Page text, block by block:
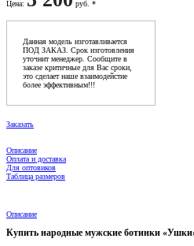
Цена: руб. *
Данная модель изготавливается
ПОД ЗАКАЗ. Срок изготовления
уточнит менеджер. Сообщите в
заказе критичные для Вас сроки,
это сделает наше взаимодейстие
более эффективным!!!
Заказать
Описание
Оплата и доставка
Для оптовиков
Таблица размеров
Описание
Купить народные мужские ботинки